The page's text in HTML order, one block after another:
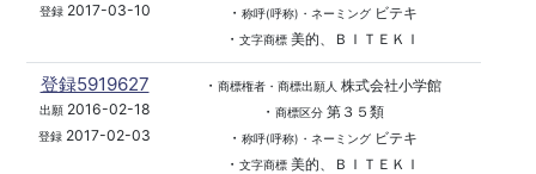
登録2017-03-10
・ 称呼(呼称)・ネーミングビテキ
・ 文字商標美的、ＢＩＴＥＫＩ
登録5919627
出願2016-02-18
登録 2017-02-03
・ 商標権者・商標出願人 株式会社小学館
・ 商標区分第３５類
・ 称呼(呼称)・ネーミングビテキ
・ 文字商標美的、ＢＩＴＥＫＩ